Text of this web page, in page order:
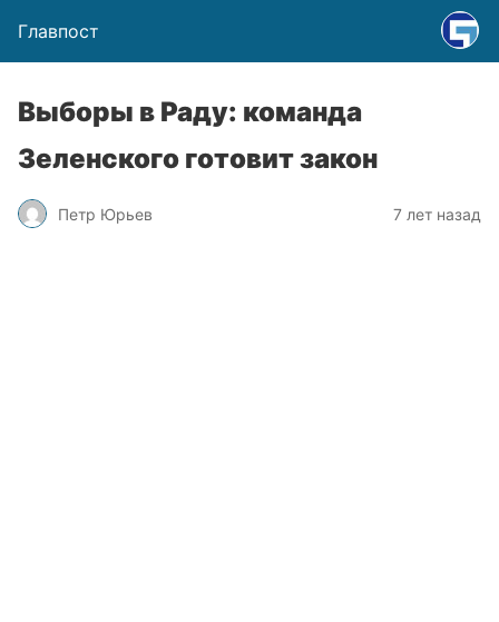
Главпост
Выборы в Раду: команда
Зеленского готовит закон
Петр Юрьев 7 лет назад